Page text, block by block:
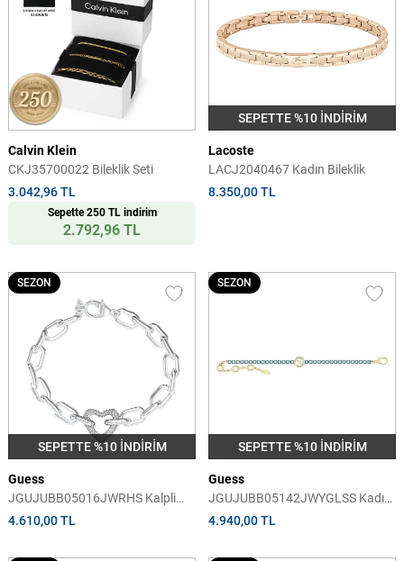
Calvin Klein
CKJ35700022 Bileklik Seti
3.042,96 TL
Sepette 250 TL indirim
2.792,96 TL
SEPETTE %10 İNDİRİM
Lacoste
LACJ2040467 Kadın Bileklik
8.350,00 TL
SEPETTE %10 İNDİRİM
SEZON
Guess
JGUJUBB05016JWRHS Kalpli
Kadın Bileklik
4.610,00 TL
SEPETTE %10 İNDİRİM
SEZON
Guess
JGUJUBB05142JWYGLSS Kadın
Bileklik
4.940,00 TL